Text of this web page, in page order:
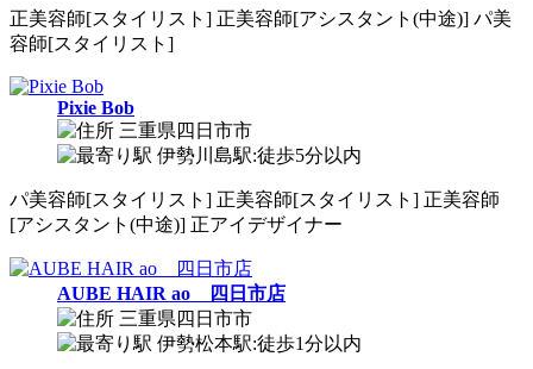
正美容師[スタイリスト] 正美容師[アシスタント(中途)] パ美
容師[スタイリスト]
Pixie Bob
三重県四日市市
伊勢川島駅:徒歩5分以内
パ美容師[スタイリスト] 正美容師[スタイリスト] 正美容師
[アシスタント(中途)] 正アイデザイナー
AUBE HAIR ao 四日市店
三重県四日市市
伊勢松本駅:徒歩1分以内